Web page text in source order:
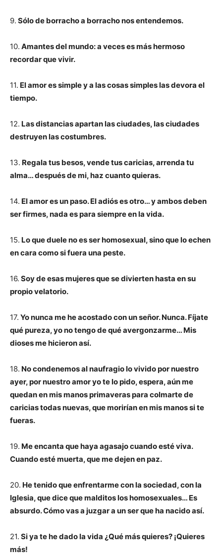
9. Sólo de borracho a borracho nos entendemos.
10. Amantes del mundo: a veces es más hermoso
recordar que vivir.
11. El amor es simple y a las cosas simples las devora el
tiempo.
12. Las distancias apartan las ciudades, las ciudades
destruyen las costumbres.
13. Regala tus besos, vende tus caricias, arrenda tu
alma… después de mi, haz cuanto quieras.
14. El amor es un paso. El adiós es otro… y ambos deben
ser firmes, nada es para siempre en la vida.
15. Lo que duele no es ser homosexual, sino que lo echen
en cara como si fuera una peste.
16. Soy de esas mujeres que se divierten hasta en su
propio velatorio.
17. Yo nunca me he acostado con un señor. Nunca. Fíjate
qué pureza, yo no tengo de qué avergonzarme… Mis
dioses me hicieron así.
18. No condenemos al naufragio lo vivido por nuestro
ayer, por nuestro amor yo te lo pido, espera, aún me
quedan en mis manos primaveras para colmarte de
caricias todas nuevas, que morirían en mis manos si te
fueras.
19. Me encanta que haya agasajo cuando esté viva.
Cuando esté muerta, que me dejen en paz.
20. He tenido que enfrentarme con la sociedad, con la
Iglesia, que dice que malditos los homosexuales… Es
absurdo. Cómo vas a juzgar a un ser que ha nacido así.
21. Si ya te he dado la vida ¿Qué más quieres? ¡Quieres
más!